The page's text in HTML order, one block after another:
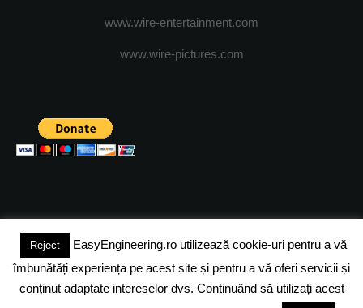
www.wire-entertainment.com
www.wire-pictures.com
(c) 2024 - FineEngineeringMagazine. All rights reserved.
DESPRE NOI ADVERTISING JOBS DESPRE COOKIES
Reject
EasyEngineering.ro utilizează cookie-uri pentru a vă
îmbunătăți experiența pe acest site și pentru a vă oferi servicii și
conținut adaptate intereselor dvs. Continuând să utilizați acest